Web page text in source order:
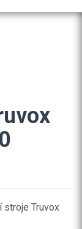
stroje Truvox